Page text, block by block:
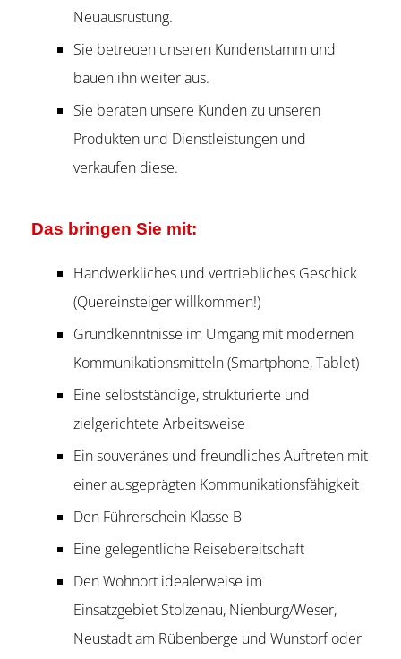
Neuausrüstung.
Sie betreuen unseren Kundenstamm und
bauen ihn weiter aus.
Sie beraten unsere Kunden zu unseren
Produkten und Dienstleistungen und
verkaufen diese.
Das bringen Sie mit:
Handwerkliches und vertriebliches Geschick
(Quereinsteiger willkommen!)
Grundkenntnisse im Umgang mit modernen
Kommunikationsmitteln (Smartphone, Tablet)
Eine selbstständige, strukturierte und
zielgerichtete Arbeitsweise
Ein souveränes und freundliches Auftreten mit
einer ausgeprägten Kommunikationsfähigkeit
Den Führerschein Klasse B
Eine gelegentliche Reisebereitschaft
Den Wohnort idealerweise im
Einsatzgebiet Stolzenau, Nienburg/Weser,
Neustadt am Rübenberge und Wunstorf oder